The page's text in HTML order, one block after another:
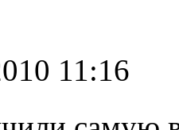
11:16